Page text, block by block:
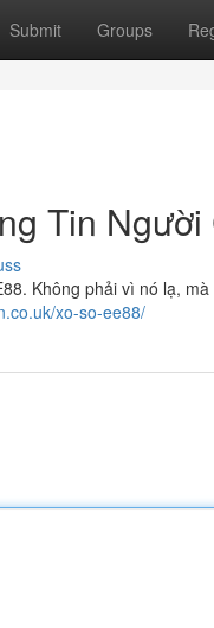
Submit Groups
Tin
Không phải vì nó lạ,
xo-so-ee88/